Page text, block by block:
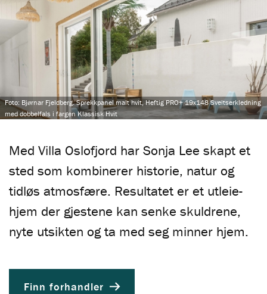
Foto: Bjørnar Fjeldberg. Sprekkpanel malt hvit, Heftig PRO+ 19x148 Sveitserkledning
med dobbelfals i fargen Klassisk Hvit
Med Villa Oslofjord har Sonja Lee skapt et
sted som kombinerer historie, natur og
tidløs atmosfære. Resultatet er et utleie-
hjem der gjestene kan senke skuldrene,
nyte utsikten og ta med seg minner hjem.
Finn forhandler